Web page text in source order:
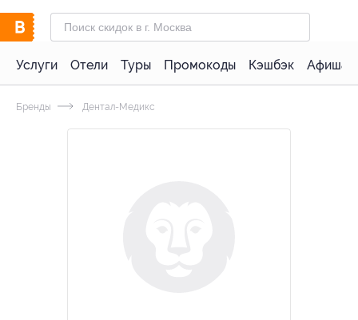
Услуги Отели Туры Промокоды Кэшбэк Афиша
Бренды Дентал-Медикс